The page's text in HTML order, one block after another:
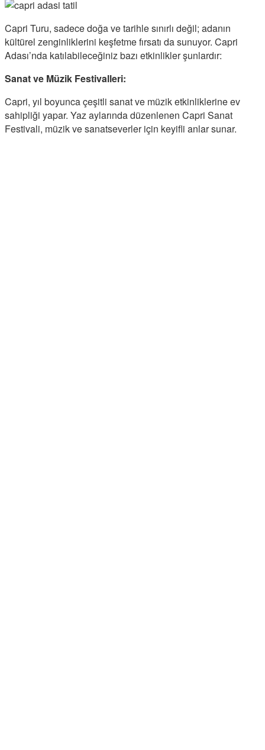
Capri Turu, sadece doğa ve tarihle sınırlı değil; adanın
kültürel zenginliklerini keşfetme fırsatı da sunuyor. Capri
Adası’nda katılabileceğiniz bazı etkinlikler şunlardır:
Sanat ve Müzik Festivalleri:
Capri, yıl boyunca çeşitli sanat ve müzik etkinliklerine ev
sahipliği yapar. Yaz aylarında düzenlenen Capri Sanat
Festivali, müzik ve sanatseverler için keyifli anlar sunar.